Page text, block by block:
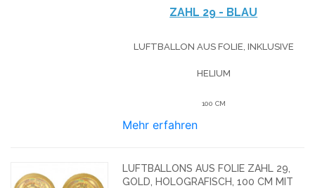
ZAHL 29 - BLAU
LUFTBALLON AUS FOLIE, INKLUSIVE
HELIUM
100 CM
Mehr erfahren
LUFTBALLONS AUS FOLIE ZAHL 29,
GOLD, HOLOGRAFISCH, 100 CM MIT